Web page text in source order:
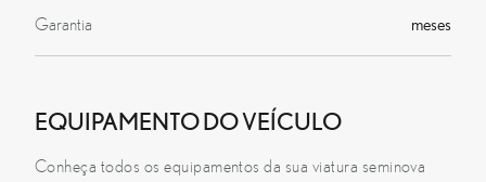
Garantia meses
EQUIPAMENTO DO VEÍCULO
Conheça todos os equipamentos da sua viatura seminova